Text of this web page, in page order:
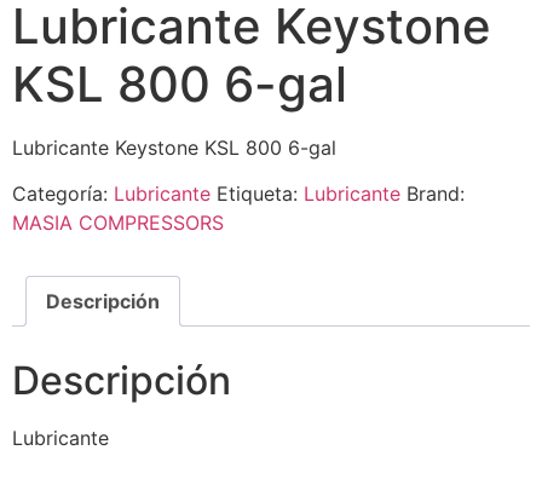
Lubricante Keystone
KSL 800 6-gal
Lubricante Keystone KSL 800 6-gal
Categoría: Lubricante Etiqueta: Lubricante Brand:
MASIA COMPRESSORS
Descripción
Descripción
Lubricante